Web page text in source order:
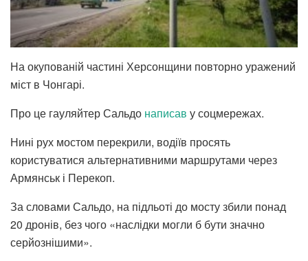
На окупованій частині Херсонщини повторно уражений
міст в Чонгарі.
Про це гауляйтер Сальдо написав у соцмережах.
Нині рух мостом перекрили, водіїв просять
користуватися альтернативними маршрутами через
Армянськ і Перекоп.
За словами Сальдо, на підльоті до мосту збили понад
20 дронів, без чого «наслідки могли б бути значно
серйознішими».